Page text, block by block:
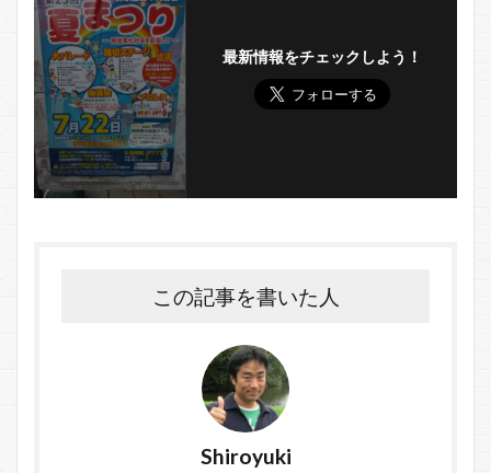
最新情報をチェックしよう！
この記事を書いた人
Shiroyuki